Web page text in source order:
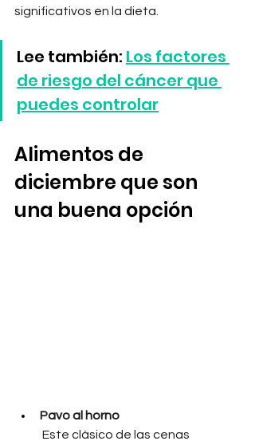
significativos en la dieta.
Lee también: Los factores
de riesgo del cáncer que
puedes controlar
Alimentos de
diciembre que son
una buena opción
Pavo al horno
Este clásico de las cenas